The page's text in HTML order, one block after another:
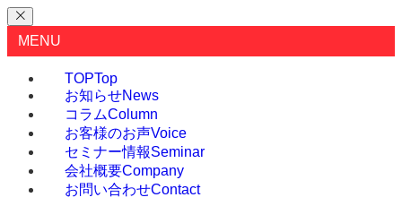
MENU
TOPTop
お知らせNews
コラムColumn
お客様のお声Voice
セミナー情報Seminar
会社概要Company
お問い合わせContact